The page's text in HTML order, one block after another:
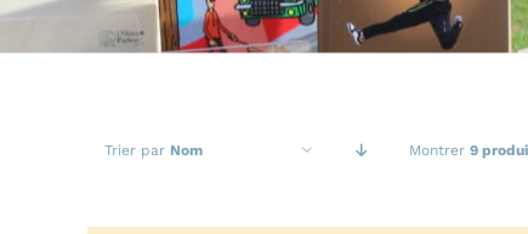
Trier par Nom Montrer 9